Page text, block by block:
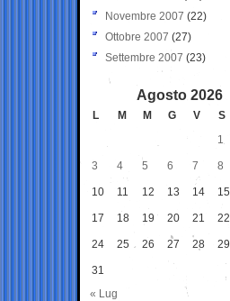
Novembre 2007 (22)
Ottobre 2007 (27)
Settembre 2007 (23)
Agosto 2026
L M M G V S
1
3 4 5 6 7 8
10 11 12 13 14 15
17 18 19 20 21 22
24 25 26 27 28 29
31
« Lug